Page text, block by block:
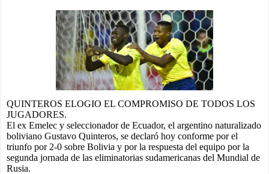
QUINTEROS ELOGIO EL COMPROMISO DE TODOS LOS
JUGADORES.
El ex Emelec y seleccionador de Ecuador, el argentino naturalizado
boliviano Gustavo Quinteros, se declaró hoy conforme por el
triunfo por 2-0 sobre Bolivia y por la respuesta del equipo por la
segunda jornada de las eliminatorias sudamericanas del Mundial de
Rusia.